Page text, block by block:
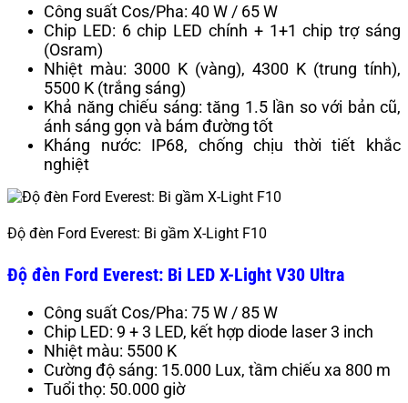
Công suất Cos/Pha: 40 W / 65 W
Chip LED: 6 chip LED chính + 1+1 chip trợ sáng
(Osram)
Nhiệt màu: 3000 K (vàng), 4300 K (trung tính),
5500 K (trắng sáng)
Khả năng chiếu sáng: tăng 1.5 lần so với bản cũ,
ánh sáng gọn và bám đường tốt
Kháng nước: IP68, chống chịu thời tiết khắc
nghiệt
Độ đèn Ford Everest: Bi gầm X-Light F10
Độ đèn Ford Everest: Bi LED X-Light V30 Ultra
Công suất Cos/Pha: 75 W / 85 W
Chip LED: 9 + 3 LED, kết hợp diode laser 3 inch
Nhiệt màu: 5500 K
Cường độ sáng: 15.000 Lux, tầm chiếu xa 800 m
Tuổi thọ: 50.000 giờ